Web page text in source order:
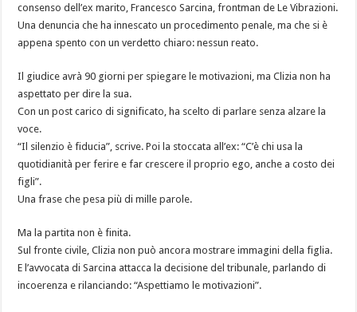
consenso dell’ex marito, Francesco Sarcina, frontman de Le Vibrazioni.
Una denuncia che ha innescato un procedimento penale, ma che si è
appena spento con un verdetto chiaro: nessun reato.
Il giudice avrà 90 giorni per spiegare le motivazioni, ma Clizia non ha
aspettato per dire la sua.
Con un post carico di significato, ha scelto di parlare senza alzare la
voce.
“Il silenzio è fiducia”, scrive. Poi la stoccata all’ex: “C’è chi usa la
quotidianità per ferire e far crescere il proprio ego, anche a costo dei
figli”.
Una frase che pesa più di mille parole.
Ma la partita non è finita.
Sul fronte civile, Clizia non può ancora mostrare immagini della figlia.
E l’avvocata di Sarcina attacca la decisione del tribunale, parlando di
incoerenza e rilanciando: “Aspettiamo le motivazioni”.